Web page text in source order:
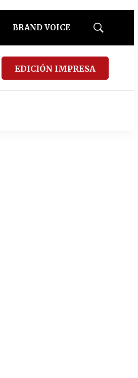
BRAND VOICE
Mostrar
EDICIÓN IMPRESA